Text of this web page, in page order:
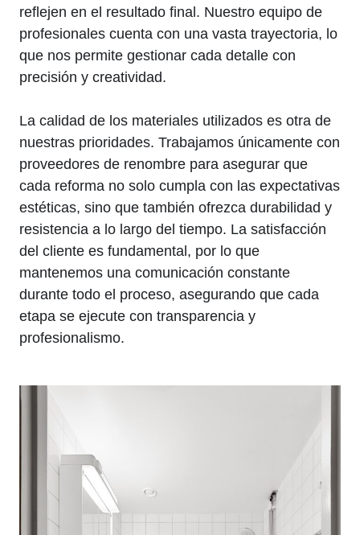
reflejen en el resultado final. Nuestro equipo de
profesionales cuenta con una vasta trayectoria, lo
que nos permite gestionar cada detalle con
precisión y creatividad.
La calidad de los materiales utilizados es otra de
nuestras prioridades. Trabajamos únicamente con
proveedores de renombre para asegurar que
cada reforma no solo cumpla con las expectativas
estéticas, sino que también ofrezca durabilidad y
resistencia a lo largo del tiempo. La satisfacción
del cliente es fundamental, por lo que
mantenemos una comunicación constante
durante todo el proceso, asegurando que cada
etapa se ejecute con transparencia y
profesionalismo.